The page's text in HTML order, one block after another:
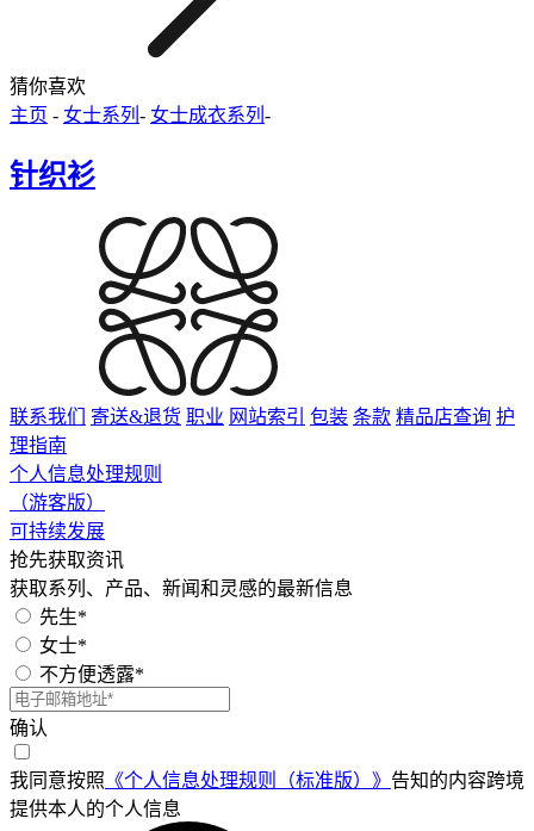
猜你喜欢
主页 - 女士系列 - 女士成衣系列 -
针织衫
联系我们 寄送&退货 职业 网站索引 包装 条款 精品店查询 护
理指南
个人信息处理规则
（游客版）
可持续发展
抢先获取资讯
获取系列、产品、新闻和灵感的最新信息
先生*
女士*
不方便透露*
确认
我同意按照 《个人信息处理规则（标准版）》 告知的内容跨境
提供本人的个人信息